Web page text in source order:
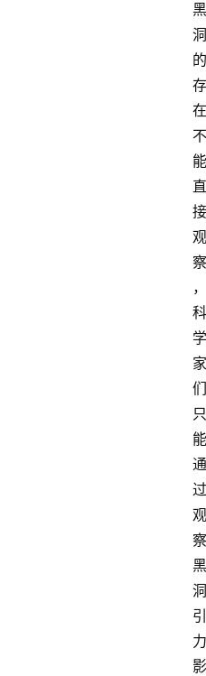
黑
洞
的
存
在
不
能
直
接
观
察
，
科
学
家
们
只
能
通
过
观
察
黑
洞
引
力
影